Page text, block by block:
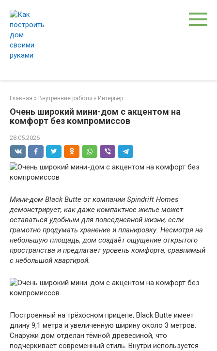
контенту
Главная » Внутренние работы » Интерьер
Очень широкий мини-дом с акцентом на
комфорт без компромиссов
28.05.2026
Мини-дом Black Butte от компании Spindrift Homes
демонстрирует, как даже компактное жильё может
оставаться удобным для повседневной жизни, если
грамотно продумать хранение и планировку. Несмотря на
небольшую площадь, дом создаёт ощущение открытого
пространства и предлагает уровень комфорта, сравнимый
с небольшой квартирой.
Построенный на трёхосном прицепе, Black Butte имеет
длину 9,1 метра и увеличенную ширину около 3 метров.
Снаружи дом отделан тёмной древесиной, что
подчёркивает современный стиль. Внутри используется